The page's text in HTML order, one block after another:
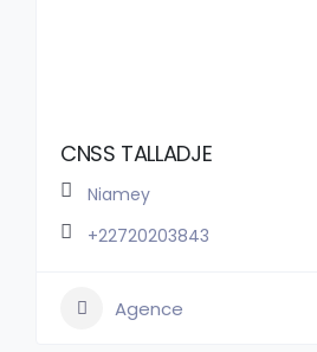
CNSS TALLADJE
Niamey
+22720203843
Agence